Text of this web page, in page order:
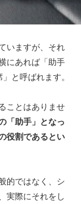
いますが、それ
にあれば「助手
と呼ばれます。
ことはありませ
「助手」となっ
役割であるとい
的ではなく、シ
実際にそれをし